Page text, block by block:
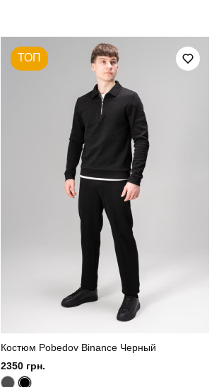
ТОП
Костюм Pobedov Binance Черный
2350 грн.